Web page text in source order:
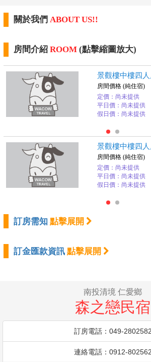
關於我們 ABOUT US!!
房間介紹 ROOM (點擊縮圖放大)
景觀樓中樓四
房間價格 (純住宿)
定價：尚未提供
平日價：尚未提供
假日價：尚未提供
景觀樓中樓四
房間價格 (純住宿)
定價：尚未提供
平日價：尚未提供
假日價：尚未提供
訂房需知 點擊展開
訂金匯款資訊 點擊展開
南投清境 仁愛鄉
森之戀民宿
訂房電話：049-2802582
連絡電話：0912-802562